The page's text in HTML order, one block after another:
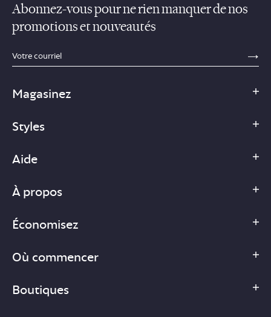
Abonnez-vous pour ne rien manquer de nos
promotions et nouveautés
sections.footer.email_field_ada_label
Magasinez
Styles
Aide
À propos
Économisez
Où commencer
Boutiques